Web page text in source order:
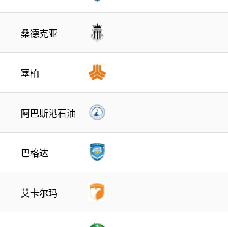
桑德克亚
塞柏
阿巴斯港石油
巴格达
艾卡尔玛